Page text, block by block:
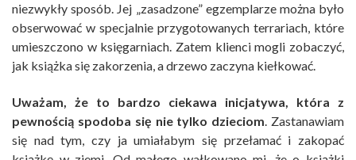
niezwykły sposób. Jej „zasadzone” egzemplarze można było
obserwować w specjalnie przygotowanych terrariach, które
umieszczono w księgarniach. Zatem klienci mogli zobaczyć,
jak książka się zakorzenia, a drzewo zaczyna kiełkować.
Uważam, że to bardzo ciekawa inicjatywa, która z
pewnością spodoba się nie tylko dzieciom. Zastanawiam
się nad tym, czy ja umiałabym się przełamać i zakopać